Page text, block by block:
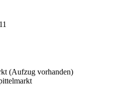
(Aufzug vorhanden)